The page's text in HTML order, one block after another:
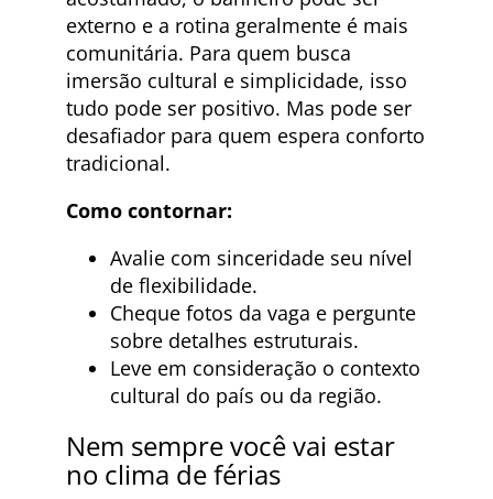
externo e a rotina geralmente é mais
comunitária. Para quem busca
imersão cultural e simplicidade, isso
tudo pode ser positivo. Mas pode ser
desafiador para quem espera conforto
tradicional.
Como contornar:
Avalie com sinceridade seu nível
de flexibilidade.
Cheque fotos da vaga e pergunte
sobre detalhes estruturais.
Leve em consideração o contexto
cultural do país ou da região.
Nem sempre você vai estar
no clima de férias